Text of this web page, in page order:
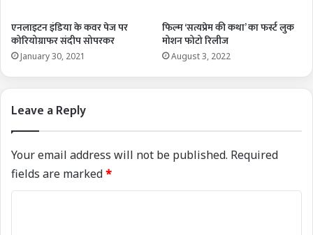
एनलाइटन इंडिया के कवर पेज पर
कोरियोग्राफर संदीप सोपरकर
January 30, 2021
फिल्म ‘सत्यप्रेम की कथा’ का फर्स्ट लुक
मोशन फोटो रिलीज
August 3, 2022
Leave a Reply
Your email address will not be published. Required
fields are marked*